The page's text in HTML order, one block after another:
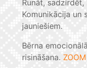
Runāt,
Komunikācija un
jauniešiem.
Bērna
risināšana. ZOOM